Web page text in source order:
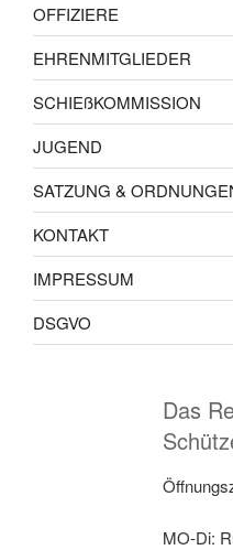
OFFIZIERE
EHRENMITGLIEDER
SCHIEßKOMMISSION
JUGEND
SATZUNG &
KONTAKT
IMPRESSUM
DSGVO
Das
MO-Di: